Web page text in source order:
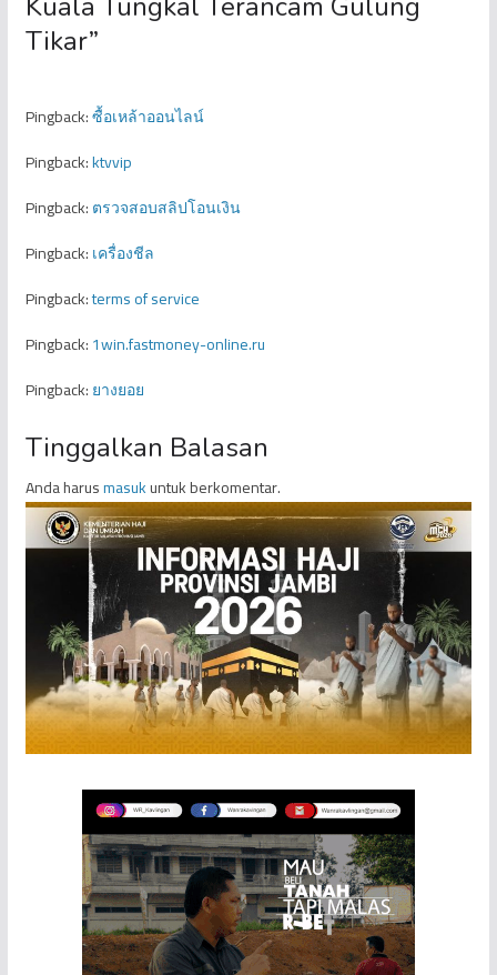
Tikar”
Pingback:ซื้อเหล้าออนไลน์
Pingback:ktvvip
Pingback:ตรวจสอบสลิปโอนเงิน
Pingback:เครื่องชีล
Pingback:terms of service
Pingback:1win.fastmoney-online.ru
Pingback:ยางยอย
Tinggalkan Balasan
Anda harusmasukuntuk berkomentar.